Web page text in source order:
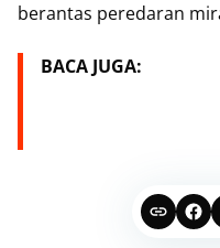
berantas peredaran
BACA JUGA: